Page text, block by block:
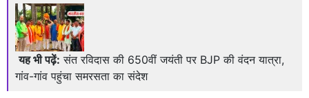
यह भी पढ़ें: संत रविदास की 650वीं जयंती पर BJP की वंदन यात्रा,
गांव-गांव पहुंचा समरसता का संदेश